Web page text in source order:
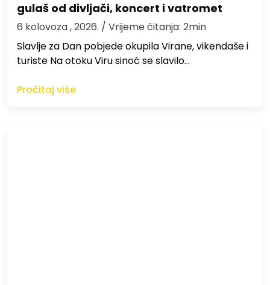
gulaš od divljači, koncert i vatromet
6 kolovoza , 2026. / Vrijeme čitanja: 2min
Slavlje za Dan pobjede okupila Virane, vikendaše i
turiste Na otoku Viru sinoć se slavilo…
Pročitaj više